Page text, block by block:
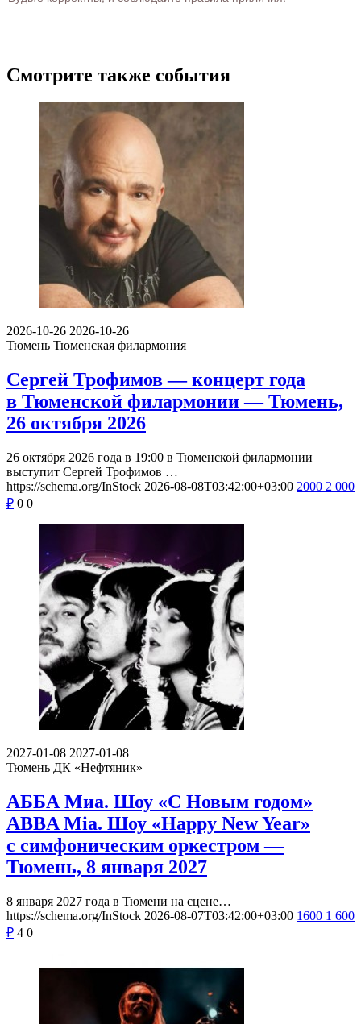
Смотрите также события
2026-10-26 2026-10-26
Тюмень Тюменская филармония
Сергей Трофимов — концерт года
в Тюменской филармонии — Тюмень,
26 октября 2026
26 октября 2026 года в 19:00 в Тюменской филармонии
выступит Сергей Трофимов …
https://schema.org/InStock 2026-08-08T03:42:00+03:00 2000 2 000
₽ 0 0
2027-01-08 2027-01-08
Тюмень ДК «Нефтяник»
АББА Миа. Шоу «С Новым годом»
ABBA Mia. Шоу «Happy New Year»
с симфоническим оркестром —
Тюмень, 8 января 2027
8 января 2027 года в Тюмени на сцене…
https://schema.org/InStock 2026-08-07T03:42:00+03:00 1600 1 600
₽ 4 0